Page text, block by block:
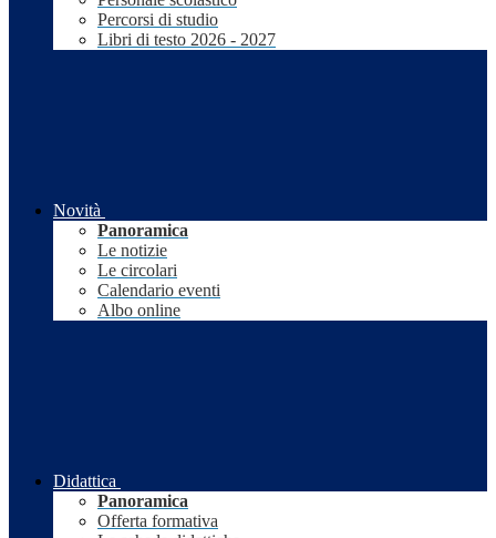
Percorsi di studio
Libri di testo 2026 - 2027
Novità
Panoramica
Le notizie
Le circolari
Calendario eventi
Albo online
Didattica
Panoramica
Offerta formativa